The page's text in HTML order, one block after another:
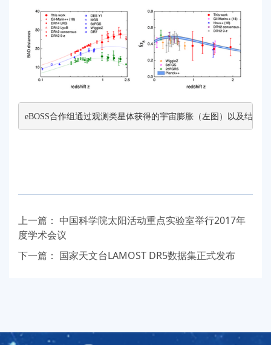
eBOSS合作组通过观测类星体获得的宇宙膨胀（左图）以及结构
上一篇： 中国科学院太阳活动重点实验室举行2017年
度学术会议
下一篇： 国家天文台LAMOST DR5数据集正式发布